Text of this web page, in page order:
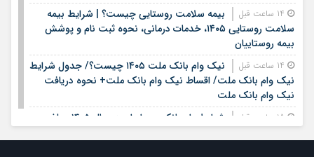
بیمه سلامت روستایی چیست؟ | شرایط بیمه
سلامت روستایی ۱۴۰۵، خدمات درمانی، نحوه ثبت نام و پوشش
بیمه روستاییان
نیک وام بانک ملت ۱۴۰۵ چیست؟/ جدول شرایط
نیک وام بانک ملت/ اقساط نیک وام بانک ملت+ نحوه دریافت
نیک وام بانک ملت
شرایط وام بانک مهر ایران در سال ۱۴۰۵؛ مبلغ،